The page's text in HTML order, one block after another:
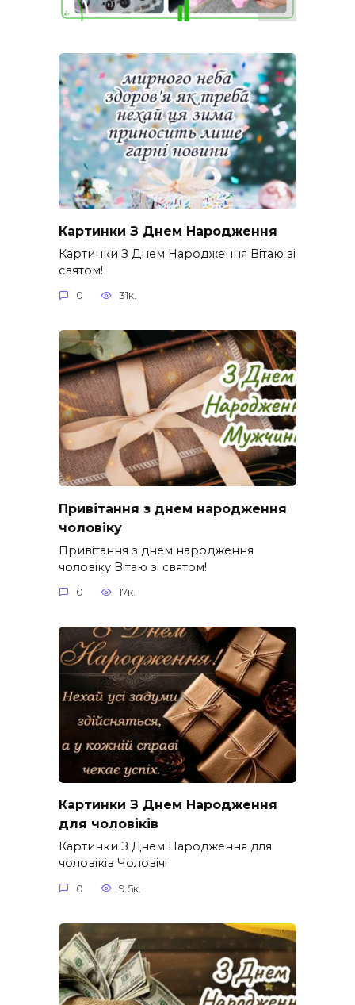
Картинки З Днем Народження
Картинки З Днем Народження Вітаю зі
святом!
0 31к.
Привітання з днем народження
чоловіку
Привітання з днем народження
чоловіку Вітаю зі святом!
0 17к.
Картинки З Днем Народження
для чоловіків​
Картинки З Днем Народження для
чоловіків​ Чоловічі
0 9.5к.